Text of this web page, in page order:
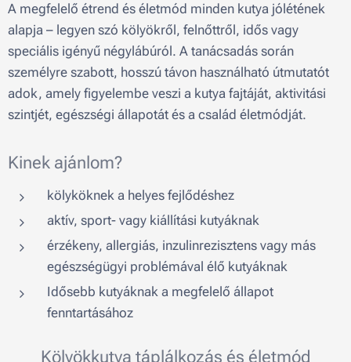
A megfelelő étrend és életmód minden kutya jólétének
alapja – legyen szó kölyökről, felnőttről, idős vagy
speciális igényű négylábúról. A tanácsadás során
személyre szabott, hosszú távon használható útmutatót
adok, amely figyelembe veszi a kutya fajtáját, aktivitási
szintjét, egészségi állapotát és a család életmódját.
Kinek ajánlom?
kölyköknek a helyes fejlődéshez
aktív, sport- vagy kiállítási kutyáknak
érzékeny, allergiás, inzulinrezisztens vagy más
egészségügyi problémával élő kutyáknak
Idősebb kutyáknak a megfelelő állapot
fenntartásához
Kölyökkutya táplálkozás és életmód